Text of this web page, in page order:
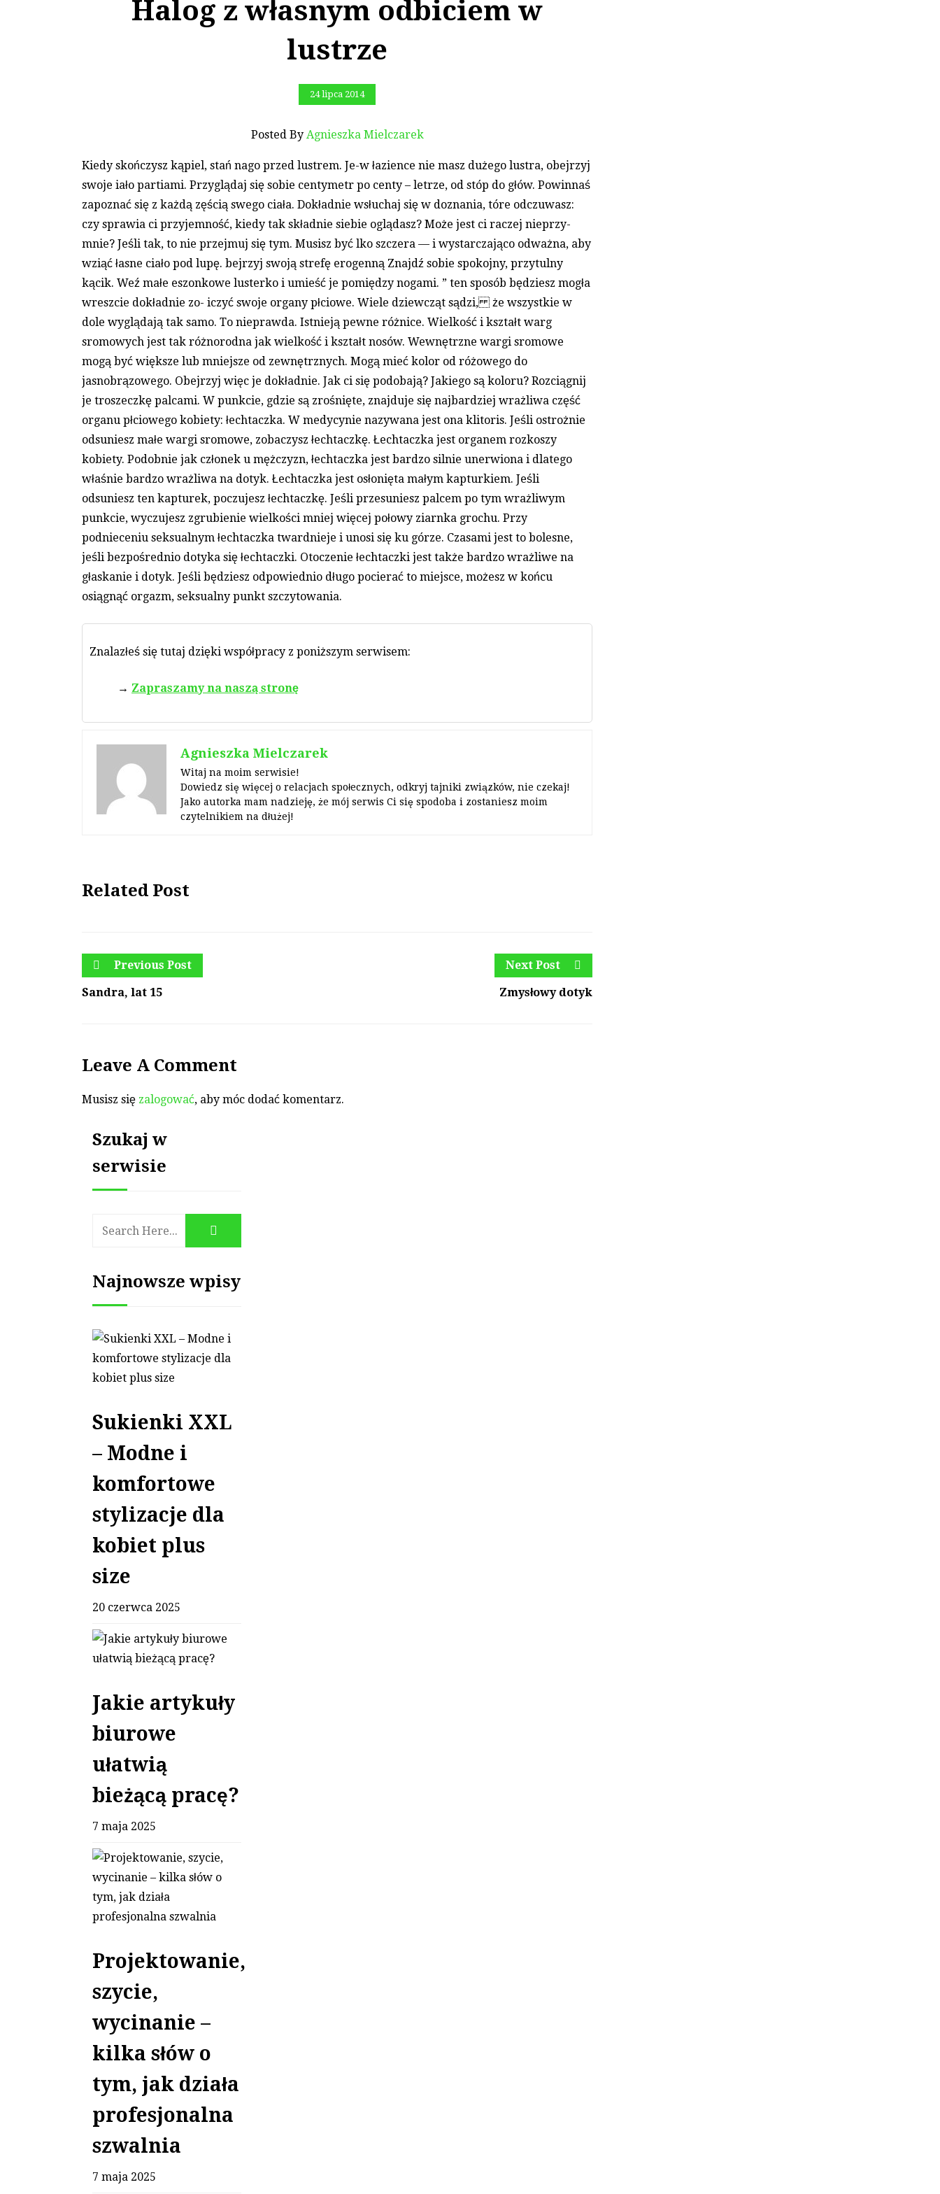
Halog z własnym odbiciem w
lustrze
24 lipca 2014
Posted By Agnieszka Mielczarek
Kiedy skończysz kąpiel, stań nago przed lustrem. Je-w łazience nie masz dużego lustra, obejrzyj
swoje iało partiami. Przyglądaj się sobie centymetr po centy – letrze, od stóp do głów. Powinnaś
zapoznać się z każdą zęścią swego ciała. Dokładnie wsłuchaj się w doznania, tóre odczuwasz:
czy sprawia ci przyjemność, kiedy tak składnie siebie oglądasz? Może jest ci raczej nieprzy-
mnie? Jeśli tak, to nie przejmuj się tym. Musisz być lko szczera — i wystarczająco odważna, aby
wziąć łasne ciało pod lupę. bejrzyj swoją strefę erogenną Znajdź sobie spokojny, przytulny
kącik. Weź małe eszonkowe lusterko i umieść je pomiędzy nogami. ” ten sposób będziesz mogła
wreszcie dokładnie zo- iczyć swoje organy płciowe. Wiele dziewcząt sądzi, że wszystkie w
dole wyglądają tak samo. To nieprawda. Istnieją pewne różnice. Wielkość i kształt warg
sromowych jest tak różnorodna jak wielkość i kształt nosów. Wewnętrzne wargi sromowe
mogą być większe lub mniejsze od zewnętrznych. Mogą mieć kolor od różowego do
jasnobrązowego. Obejrzyj więc je dokładnie. Jak ci się podobają? Jakiego są koloru? Rozciągnij
je troszeczkę palcami. W punkcie, gdzie są zrośnięte, znajduje się najbardziej wrażliwa część
organu płciowego kobiety: łechtaczka. W medycynie nazywana jest ona klitoris. Jeśli ostrożnie
odsuniesz małe wargi sromowe, zobaczysz łechtaczkę. Łechtaczka jest organem rozkoszy
kobiety. Podobnie jak członek u mężczyzn, łechtaczka jest bardzo silnie unerwiona i dlatego
właśnie bardzo wrażliwa na dotyk. Łechtaczka jest osłonięta małym kapturkiem. Jeśli
odsuniesz ten kapturek, poczujesz łechtaczkę. Jeśli przesuniesz palcem po tym wrażliwym
punkcie, wyczujesz zgrubienie wielkości mniej więcej połowy ziarnka grochu. Przy
podnieceniu seksualnym łechtaczka twardnieje i unosi się ku górze. Czasami jest to bolesne,
jeśli bezpośrednio dotyka się łechtaczki. Otoczenie łechtaczki jest także bardzo wrażliwe na
głaskanie i dotyk. Jeśli będziesz odpowiednio długo pocierać to miejsce, możesz w końcu
osiągnąć orgazm, seksualny punkt szczytowania.
Znalazłeś się tutaj dzięki współpracy z poniższym serwisem:
Zapraszamy na naszą stronę
Agnieszka Mielczarek
Witaj na moim serwisie!
Dowiedz się więcej o relacjach społecznych, odkryj tajniki związków, nie czekaj!
Jako autorka mam nadzieję, że mój serwis Ci się spodoba i zostaniesz moim
czytelnikiem na dłużej!
Related Post
Previous Post
Sandra, lat 15
Next Post
Zmysłowy dotyk
Leave A Comment
Musisz się zalogować, aby móc dodać komentarz.
Szukaj w
serwisie
Najnowsze wpisy
Sukienki XXL
– Modne i
komfortowe
stylizacje dla
kobiet plus
size
20 czerwca 2025
Jakie artykuły
biurowe
ułatwią
bieżącą pracę?
7 maja 2025
Projektowanie,
szycie,
wycinanie –
kilka słów o
tym, jak działa
profesjonalna
szwalnia
7 maja 2025